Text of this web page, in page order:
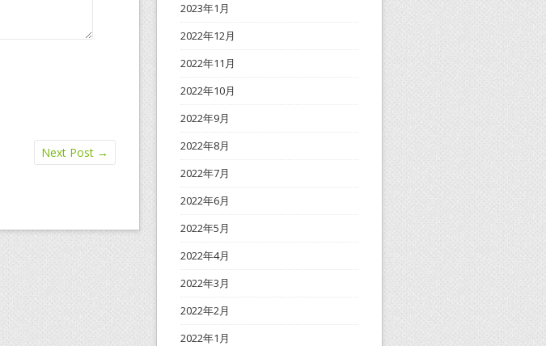
Next Post →
2023年1月
2022年12月
2022年11月
2022年10月
2022年9月
2022年8月
2022年7月
2022年6月
2022年5月
2022年4月
2022年3月
2022年2月
2022年1月